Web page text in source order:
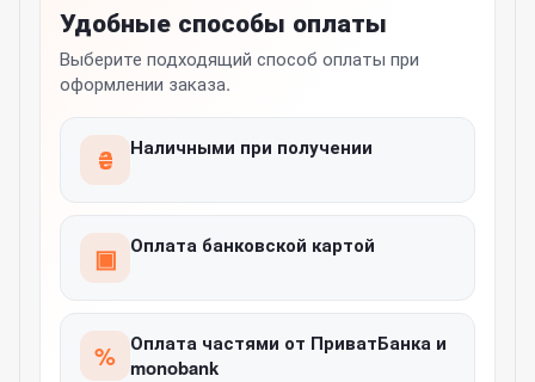
Удобные способы оплаты
Выберите подходящий способ оплаты при
оформлении заказа.
₴ Наличными при получении
▣ Оплата банковской картой
% Оплата частями от ПриватБанка и
monobank